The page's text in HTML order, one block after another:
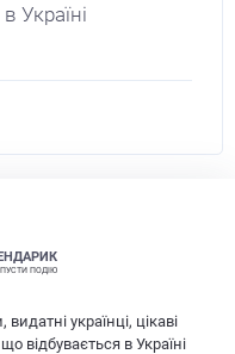
Україні
ПОДІЮ
українці, цікаві
відбувається в Україні